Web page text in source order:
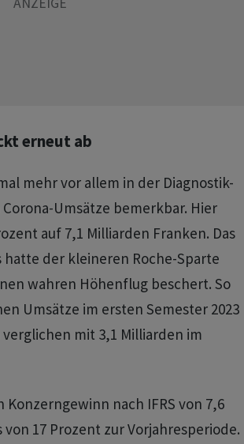
erneut ab
mehr vor allem in der Diagnostik-
Umsätze bemerkbar. Hier
auf 7,1 Milliarden Franken. Das
hatte der kleineren Roche-Sparte
wahren Höhenflug beschert. So
Umsätze im ersten Semester 2023
mit 3,1 Milliarden im
nach IFRS von 7,6
17 Prozent zur Vorjahresperiode.